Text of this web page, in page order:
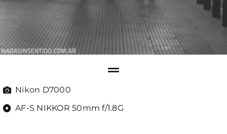
Nikon D7000
AF-S NIKKOR 50mm f/1.8G